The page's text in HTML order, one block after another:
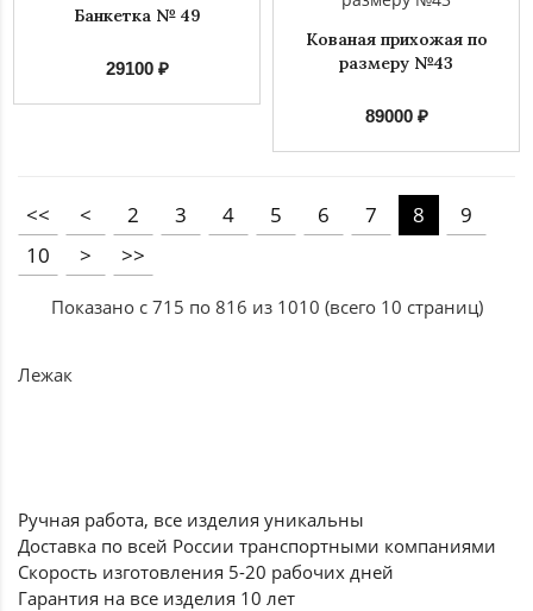
Банкетка № 49
29100 ₽
Кованая прихожая по
размеру №43
89000 ₽
<< < 2 3 4 5 6 7 8
9
10
> >>
Показано с 715 по 816 из 1010 (всего 10 страниц)
Лежак
Ручная работа, все изделия уникальны
Доставка по всей России транспортными компаниями
Скорость изготовления 5-20 рабочих дней
Гарантия на все изделия 10 лет